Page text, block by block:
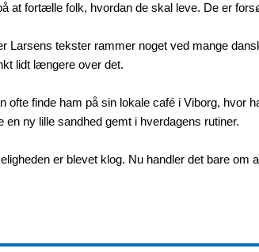
at fortælle folk, hvordan de skal leve. De er
Larsens tekster rammer noget ved mange
lidt længere over det.
ofte finde ham på sin lokale café i Viborg, hvor
en ny lille sandhed gemt i hverdagens rutiner.
er blevet klog. Nu handler det bare om